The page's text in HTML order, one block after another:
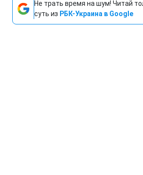
Не трать время на шум! Читай
суть из РБК-Украина в Google